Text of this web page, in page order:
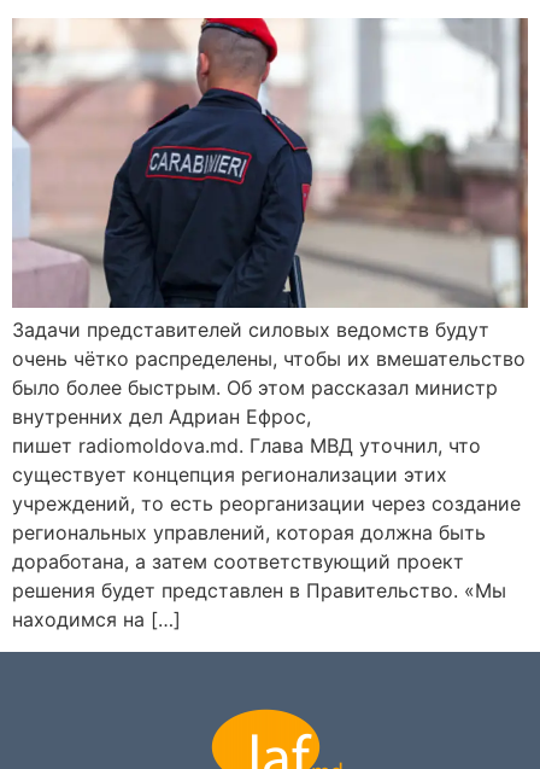
Задачи представителей силовых ведомств будут
очень чётко распределены, чтобы их вмешательство
было более быстрым. Об этом рассказал министр
внутренних дел Адриан Ефрос,
пишет radiomoldova.md. Глава МВД уточнил, что
существует концепция регионализации этих
учреждений, то есть реорганизации через создание
региональных управлений, которая должна быть
доработана, а затем соответствующий проект
решения будет представлен в Правительство. «Мы
находимся на […]